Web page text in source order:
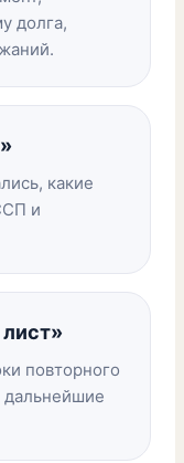
долга,
какие
и
повторного
дальнейшие